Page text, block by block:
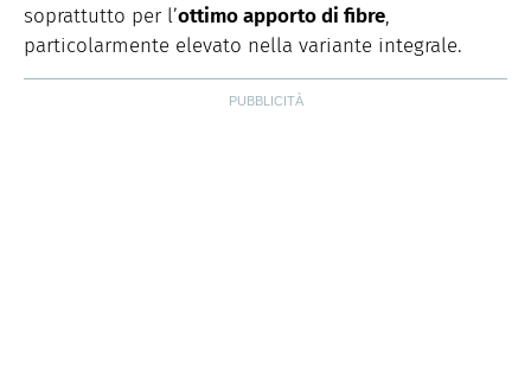
soprattutto per l’ottimo apporto di fibre,
particolarmente elevato nella variante integrale.